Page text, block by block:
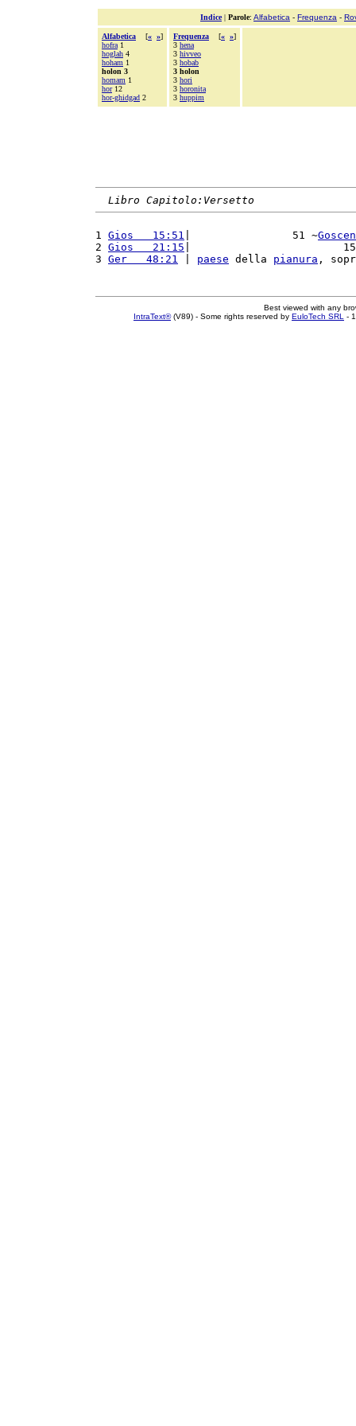
Indice| Parole: Alfabetica - Frequenza -
Alfabetica [« »]
hofra 1
hoglah 4
hoham 1
holon 3
homam 1
hor12
hor-ghidgad 2
Frequenza [« »]
3 hena
3 hivveo
3 hobab
3 holon
3 hori
3 horonita
3 huppim
Libro Capitolo:Versetto
1 Gios   15:51 |                51 ~Goscen
2 Gios   21:15 |                        15
3 Ger   48:21 paese della pianura ,
Best viewed with any
IntraText®(V89) - Some rights reserved by EuloTech SRL -